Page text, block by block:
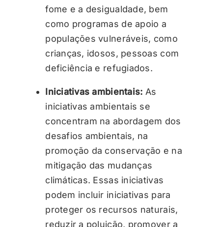
fome e a desigualdade, bem
como programas de apoio a
populações vulneráveis, como
crianças, idosos, pessoas com
deficiência e refugiados.
Iniciativas ambientais: As
iniciativas ambientais se
concentram na abordagem dos
desafios ambientais, na
promoção da conservação e na
mitigação das mudanças
climáticas. Essas iniciativas
podem incluir iniciativas para
proteger os recursos naturais,
reduzir a poluição, promover a